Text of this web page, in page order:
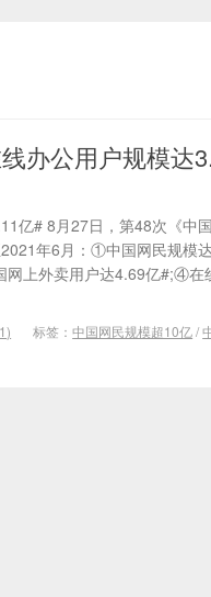
办公用户规模达
亿# 8月27日，第48次《中
年6月：①中国网民规模
上外卖用户达4.69亿#;④
) 标签：中国网民规模超10亿/